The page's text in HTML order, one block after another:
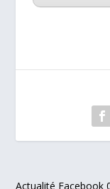
Actualité Facebook